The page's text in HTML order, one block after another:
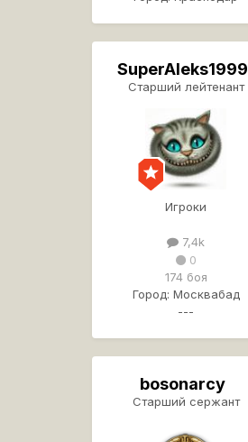
SuperAleks1999
Старший лейтенант
Игроки
7,4k
0
174 боя
Город: Москвабад
---
bosonarcy
Старший сержант